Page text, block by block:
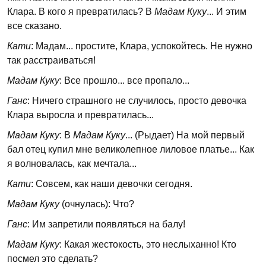
Клара. В кого я превратилась? В Мадам Куку... И этим
все сказано.
Кати: Мадам... простите, Клара, успокойтесь. Не нужно
так расстраиваться!
Мадам Куку: Все прошло... все пропало...
Ганс: Ничего страшного не случилось, просто девочка
Клара выросла и превратилась...
Мадам Куку: В Мадам Куку... (Рыдает) На мой первый
бал отец купил мне великолепное лиловое платье... Как
я волновалась, как мечтала...
Кати: Совсем, как наши девочки сегодня.
Мадам Куку(очнулась): Что?
Ганс: Им запретили появляться на балу!
Мадам Куку: Какая жестокость, это неслыханно! Кто
посмел это сделать?